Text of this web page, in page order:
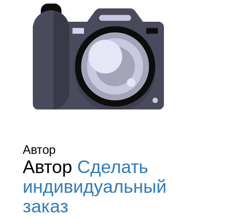
Автор
Автор Сделать
индивидуальный
заказ